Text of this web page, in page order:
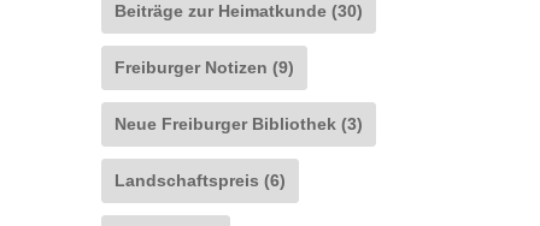
Beiträge zur Heimatkunde (30)
Freiburger Notizen (9)
Neue Freiburger Bibliothek (3)
Landschaftspreis (6)